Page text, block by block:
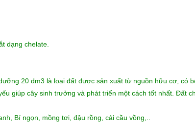
dạng chelate.
20 dm3 là loại đất được sản xuất từ nguồn hữu cơ, có
giúp cây sinh trưởng và phát triển một cách tốt nhất. Đất
Bí ngọn, mồng tơi, đậu rồng, cải cầu vồng,..